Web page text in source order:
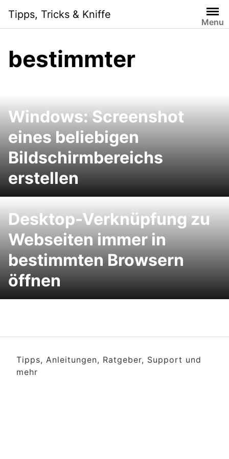
content
Tipps, Tricks & Kniffe
Menu
bestimmter
Windows: Screenshot
eines beliebigen
Bildschirmbereichs
erstellen
Desktop-Verknüpfung zu
Webseiten immer in
bestimmten Browsern
öffnen
Tipps, Anleitungen, Ratgeber, Support und
mehr